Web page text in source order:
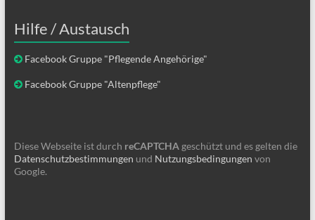
Hilfe / Austausch
Facebook Gruppe "Pflegende Angehörige"
Facebook Gruppe "Altenpflege"
Diese Webseite ist durch reCAPTCHAgeschützt und es gelten die
Datenschutzbestimmungen und Nutzungsbedingungen von
Google.